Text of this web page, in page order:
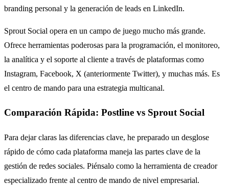
branding personal y la generación de leads en LinkedIn.
Sprout Social opera en un campo de juego mucho más grande.
Ofrece herramientas poderosas para la programación, el monitoreo,
la analítica y el soporte al cliente a través de plataformas como
Instagram, Facebook, X (anteriormente Twitter), y muchas más. Es
el centro de mando para una estrategia multicanal.
Comparación Rápida: Postline vs Sprout Social
Para dejar claras las diferencias clave, he preparado un desglose
rápido de cómo cada plataforma maneja las partes clave de la
gestión de redes sociales. Piénsalo como la herramienta de creador
especializado frente al centro de mando de nivel empresarial.